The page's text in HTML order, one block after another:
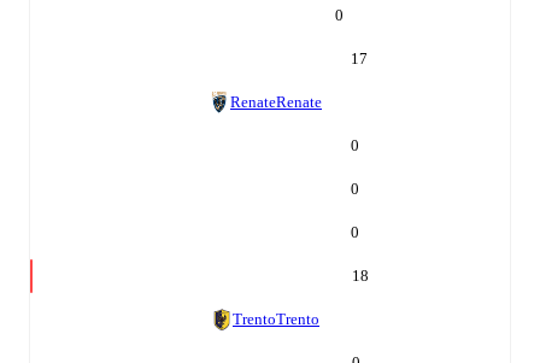
0
17
RenateRenate
0
0
0
18
TrentoTrento